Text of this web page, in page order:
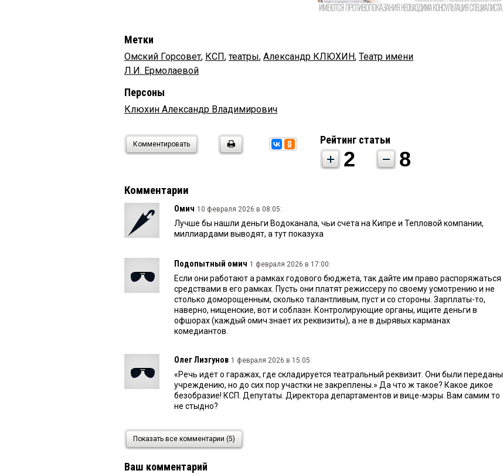
Метки
Омский Горсовет, КСП,театры, Александр КЛЮХИН, Театр имени
Л.И. Ермолаевой
Персоны
Клюхин Александр Владимирович
Комментировать Рейтинг статьи
2 8
Комментарии
Омич 10 февраля 2026 в 08:05:
Лучше бы нашли деньги Водоканала, чьи счета на Кипре и Тепловой компании,
миллиардами выводят, а тут показуха
Подопытный омич 1 февраля 2026 в 17:00:
Если они работают а рамках годового бюджета, так дайте им право распоряжаться
средствами в его рамках. Пусть они платят режиссеру по своему усмотрению и не
столько доморощенным, сколько талантливым, пуст и со стороны. Зарплаты-то,
наверно, нищенские, вот и соблазн. Контролирующие органы, ищите деньги в
офшорах (каждый омич знает их реквизиты), а не в дырявых карманах
комедиантов.
Олег Лизгунов 1 февраля 2026 в 15:05:
«Речь идет о гаражах, где складируется театральный реквизит. Они были переданы
учреждению, но до сих пор участки не закреплены.» Да что ж такое? Какое дикое
безобразие! КСП. Депутаты. Директора департаментов и вице-мэры. Вам самим то
не стыдно?
киви 1 февраля 2026 в 13:35:
Предлагаю в те месяцы, что ставит спектакль заезжий режиссер, не платить
зарплату своему. А на выездных спектаклях актеры получают часть зарплаты
обедом и прочим, вот цена и ниже, ничего бюджет не потерял.
Показать все комментарии (5)
Ваш комментарий